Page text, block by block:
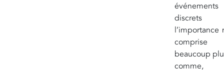
événements
discrets
l’importance
comprise
beaucoup
comme,